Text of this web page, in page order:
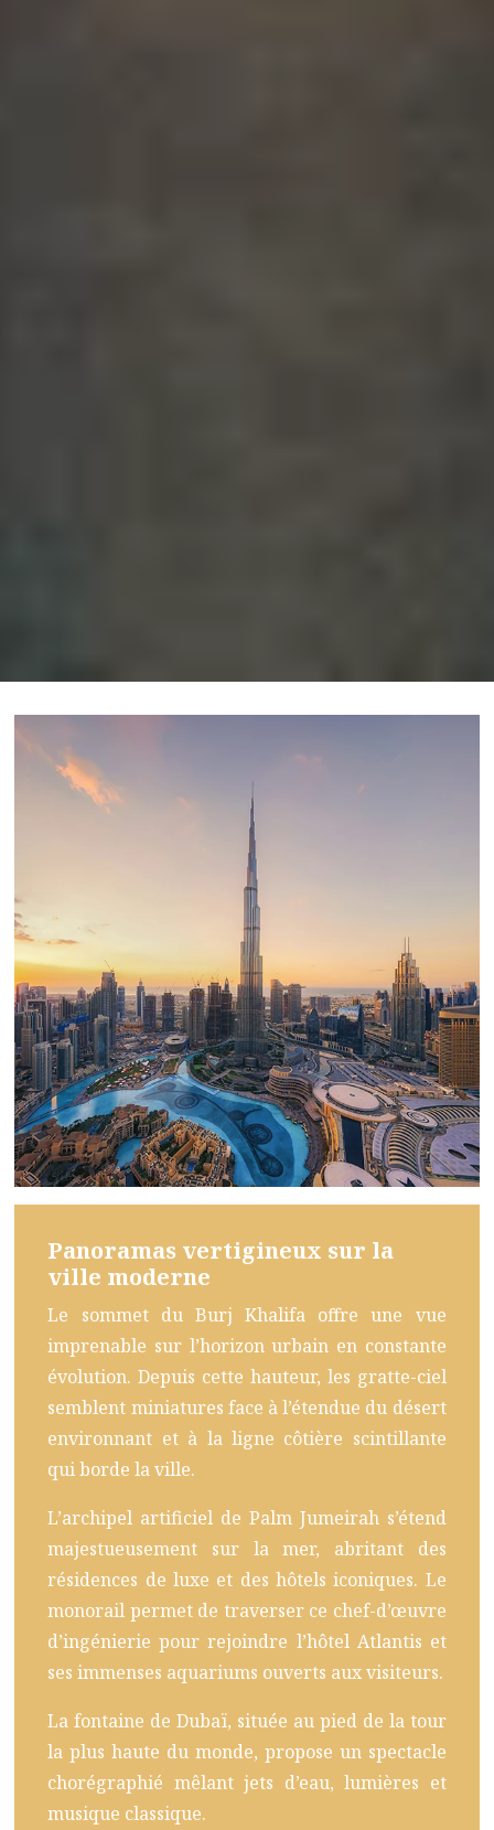
Panoramas vertigineux sur la
ville moderne
Le sommet du Burj Khalifa offre une vue
imprenable sur l’horizon urbain en constante
évolution. Depuis cette hauteur, les gratte-ciel
semblent miniatures face à l’étendue du désert
environnant et à la ligne côtière scintillante
qui borde la ville.
L’archipel artificiel de Palm Jumeirah s’étend
majestueusement sur la mer, abritant des
résidences de luxe et des hôtels iconiques. Le
monorail permet de traverser ce chef-d’œuvre
d’ingénierie pour rejoindre l’hôtel Atlantis et
ses immenses aquariums ouverts aux visiteurs.
La fontaine de Dubaï, située au pied de la tour
la plus haute du monde, propose un spectacle
chorégraphié mêlant jets d’eau, lumières et
musique classique.